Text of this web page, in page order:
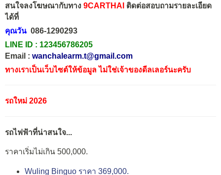
สนใจลงโฆษณากับทาง 9CARTHAI ติดต่อสอบถามรายละเอียด
ได้ที่
คุณวัน 086-1290293
LINE ID : 123456786205
Email : wanchalearm.t@gmail.com
ทางเราเป็นเว็บไซต์ให้ข้อมูล ไม่ใช่เจ้าของดีลเลอร์นะครับ
รถใหม่ 2026
รถไฟฟ้าที่น่าสนใจ...
ราคาเริ่มไม่เกิน 500,000.
Wuling Binguo ราคา 369,000.